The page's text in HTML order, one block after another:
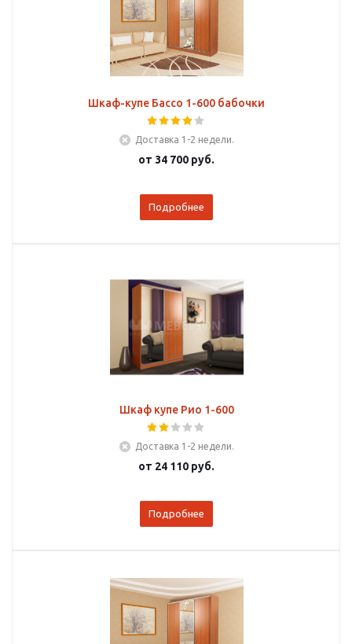
Шкаф-купе Бассо 1-600 бабочки
Доставка 1-2 недели.
от 34 700 руб.
Подробнее
Шкаф купе Рио 1-600
Доставка 1-2 недели.
от 24 110 руб.
Подробнее